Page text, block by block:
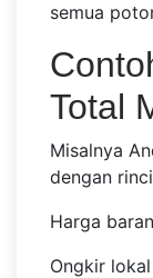
semua
Total
Misalnya
dengan
Harga
Ongkir